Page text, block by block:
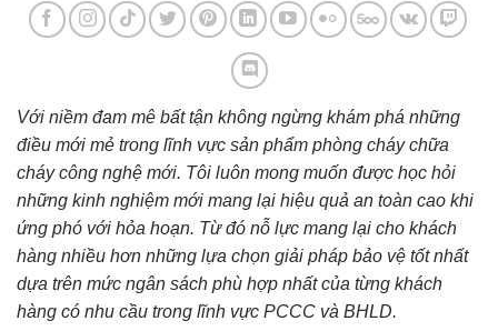
Với niềm đam mê bất tận không ngừng khám phá những
điều mới mẻ trong lĩnh vực sản phẩm phòng cháy chữa
cháy công nghệ mới. Tôi luôn mong muốn được học hỏi
những kinh nghiệm mới mang lại hiệu quả an toàn cao khi
ứng phó với hỏa hoạn. Từ đó nỗ lực mang lại cho khách
hàng nhiều hơn những lựa chọn giải pháp bảo vệ tốt nhất
dựa trên mức ngân sách phù hợp nhất của từng khách
hàng có nhu cầu trong lĩnh vực PCCC và BHLD.